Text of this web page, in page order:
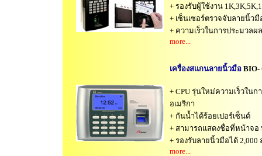
+ รองรับผู้ใช้งาน
+ เซ็นเซอร์ตรวจจับลายนิ้วมื
+ ความเร็วในการประมวลผ
more...
เครื่องสแกนลายนิ้วมือ BIO-
+ CPU รุ่นใหม่ความเร็วใน
อเมริกา
+ กันน้ำได้ร้อยเปอร์เซ็นต์
+ สามารถแสดงชื่อที่หน้าจอ
+ รองรับลายนิ้วมือได้ 2,000
more...